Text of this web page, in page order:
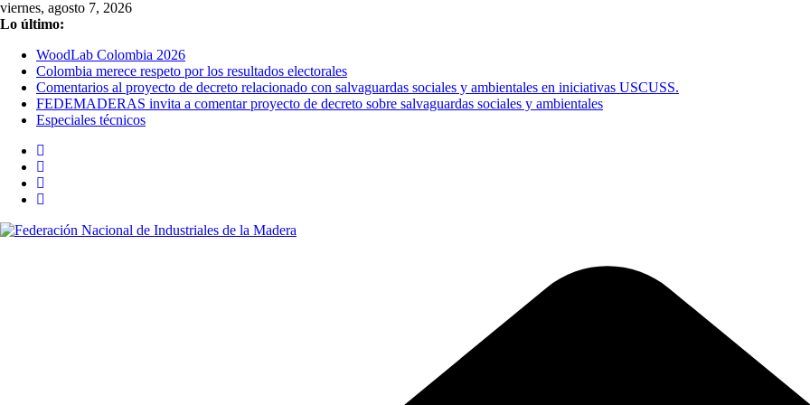
Saltar
al
viernes, agosto 7, 2026
Lo último:
WoodLab Colombia 2026
Colombia merece respeto por los resultados electorales
Comentarios al proyecto de decreto relacionado con salvaguardas sociales y ambientales en iniciativas USCUSS.
FEDEMADERAS invita a comentar proyecto de decreto sobre salvaguardas sociales y ambientales
Especiales técnicos